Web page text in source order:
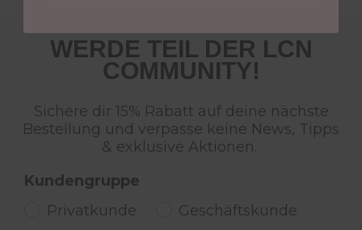
WERDE TEIL DER LCN
COMMUNITY!
Sichere dir 15% Rabatt auf deine nächste
Bestellung und verpasse keine News, Tipps
& exklusive Aktionen.
Kundengruppe
Privatkunde
Geschäftskunde